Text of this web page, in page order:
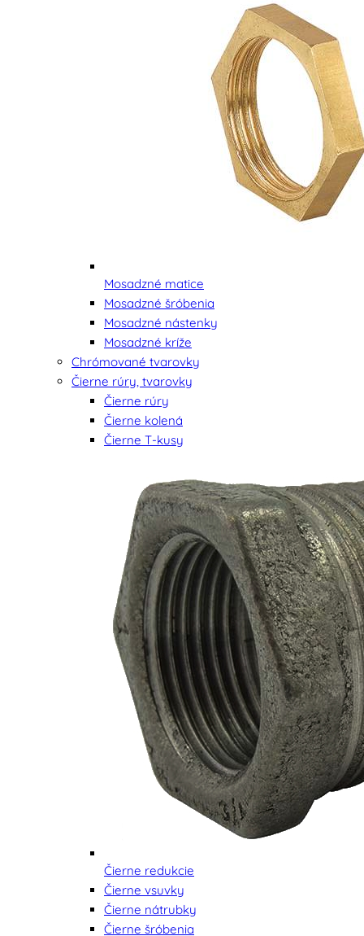
Mosadzné matice
Mosadzné šróbenia
Mosadzné nástenky
Mosadzné kríže
Chrómované tvarovky
Čierne rúry, tvarovky
Čierne rúry
Čierne kolená
Čierne T-kusy
Čierne redukcie
Čierne vsuvky
Čierne nátrubky
Čierne šróbenia